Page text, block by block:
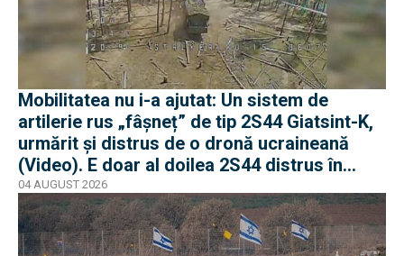
Mobilitatea nu i-a ajutat: Un sistem de
artilerie rus „fâșneț” de tip 2S44 Giatsint-K,
urmărit și distrus de o dronă ucraineană
(Video). E doar al doilea 2S44 distrus în
război
04 AUGUST 2026